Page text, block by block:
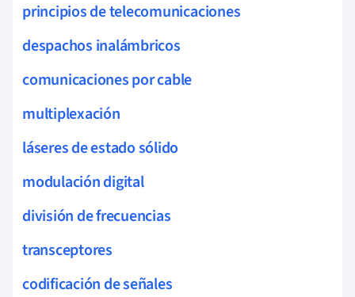
principios de telecomunicaciones
despachos inalámbricos
comunicaciones por cable
multiplexación
láseres de estado sólido
modulación digital
división de frecuencias
transceptores
codificación de señales